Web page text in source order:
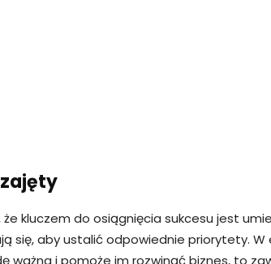
że kluczem do osiągnięcia sukcesu jest
się, aby ustalić odpowiednie priorytety. W
ważna i pomoże im rozwinąć biznes, to